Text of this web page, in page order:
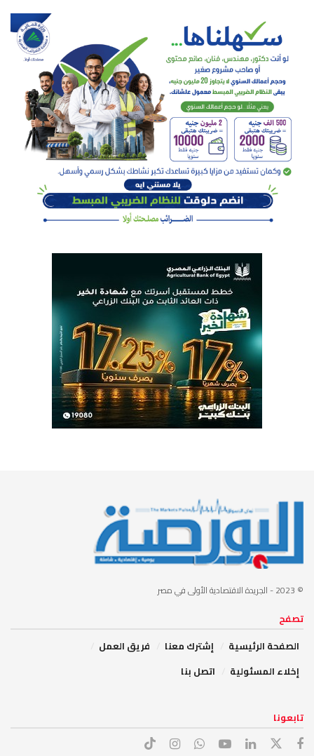
© 2023 - الجريدة الاقتصادية الأولى في مصر
تصفح
الصفحة الرئيسية
إشترك معنا
فريق العمل
إخلاء المسئولية
اتصل بنا
تابعونا